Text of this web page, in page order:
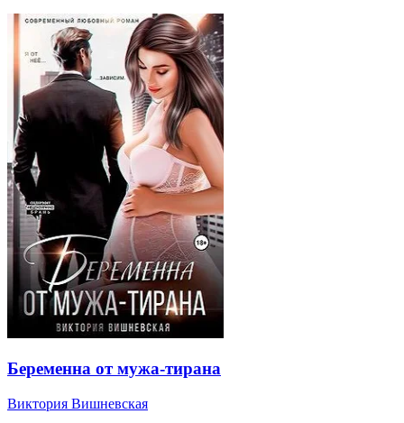
Беременна от мужа-тирана
Виктория Вишневская